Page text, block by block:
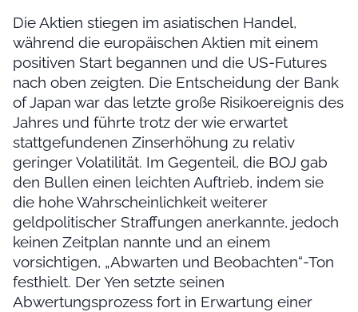
Die Aktien stiegen im asiatischen Handel,
während die europäischen Aktien mit einem
positiven Start begannen und die US-Futures
nach oben zeigten. Die Entscheidung der Bank
of Japan war das letzte große Risikoereignis des
Jahres und führte trotz der wie erwartet
stattgefundenen Zinserhöhung zu relativ
geringer Volatilität. Im Gegenteil, die BOJ gab
den Bullen einen leichten Auftrieb, indem sie
die hohe Wahrscheinlichkeit weiterer
geldpolitischer Straffungen anerkannte, jedoch
keinen Zeitplan nannte und an einem
vorsichtigen, „Abwarten und Beobachten“-Ton
festhielt. Der Yen setzte seinen
Abwertungsprozess fort in Erwartung einer